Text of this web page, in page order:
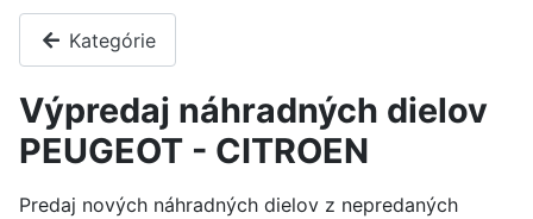
Kategórie
Výpredaj náhradných dielov
PEUGEOT - CITROEN
Predaj nových náhradných dielov z nepredaných